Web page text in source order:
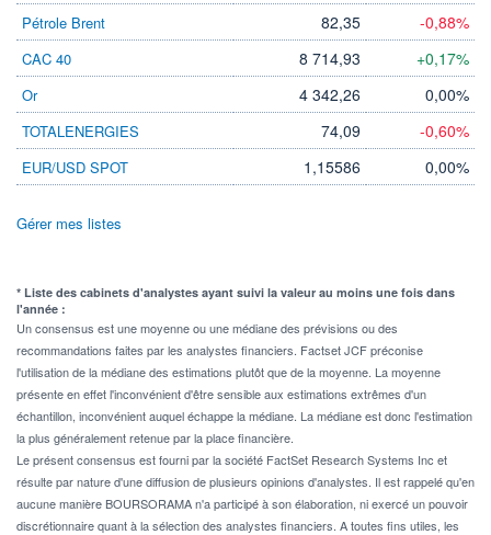
Pétrole Brent 82,35 -0,88%
CAC 40 8 714,93 +0,17%
Or 4 342,26 0,00%
TOTALENERGIES 74,09 -0,60%
EUR/USD SPOT 1,15586 0,00%
Gérer mes listes
* Liste des cabinets d'analystes ayant suivi la valeur au moins une fois dans
l'année :
Un consensus est une moyenne ou une médiane des prévisions ou des
recommandations faites par les analystes financiers. Factset JCF préconise
l'utilisation de la médiane des estimations plutôt que de la moyenne. La moyenne
présente en effet l'inconvénient d'être sensible aux estimations extrêmes d'un
échantillon, inconvénient auquel échappe la médiane. La médiane est donc l'estimation
la plus généralement retenue par la place financière.
Le présent consensus est fourni par la société FactSet Research Systems Inc et
résulte par nature d'une diffusion de plusieurs opinions d'analystes. Il est rappelé qu'en
aucune manière BOURSORAMA n'a participé à son élaboration, ni exercé un pouvoir
discrétionnaire quant à la sélection des analystes financiers. A toutes fins utiles, les